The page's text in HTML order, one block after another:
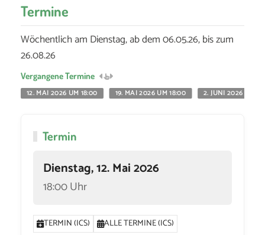
Termine
Wöchentlich am Dienstag, ab dem 06.05.26, bis zum
26.08.26
Vergangene Termine
12. MAI 2026 UM 18:00
19. MAI 2026 UM 18:00 2. JUNI 2026 UM
Termin
Dienstag, 12. Mai 2026
18:00 Uhr
TERMIN (ICS) ALLE TERMINE (ICS)